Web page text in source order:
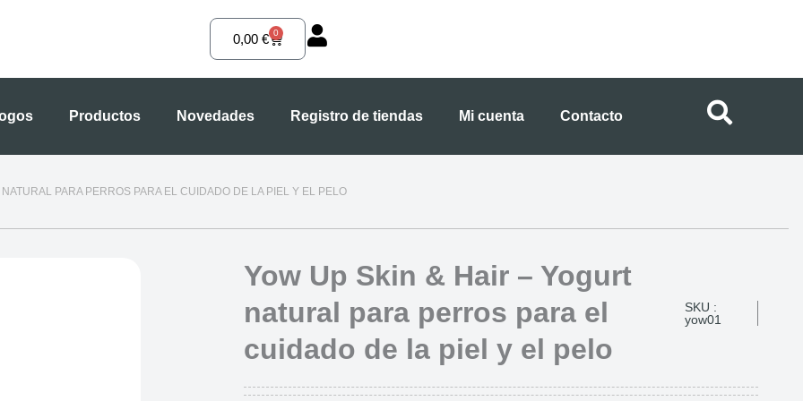
0,00 € 0
Carrito
Productos Novedades Registro de tiendas Mi cuenta Contacto
PARA PERROS PARA EL CUIDADO DE LA PIEL Y EL PELO
Yow Up Skin & Hair – Yogurt
natural para perros para el
cuidado de la piel y el pelo
SKU :
yow01